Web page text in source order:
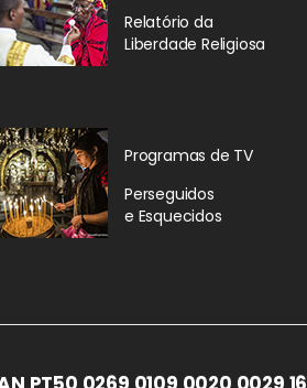
Relatório da
Liberdade Religiosa
Programas de TV
Perseguidos
e Esquecidos